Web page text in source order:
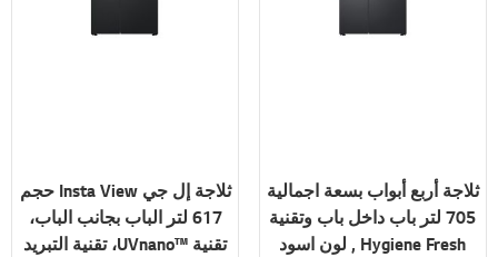
ثلاجة أربع أبواب بسعة اجمالية
705 لتر باب داخل باب وتقنية
Hygiene Fresh , لون اسود
ثلاجة إل جي Insta View حجم
617 لتر الباب بجانب الباب،
تقنية ™UVnano، تقنية التبريد